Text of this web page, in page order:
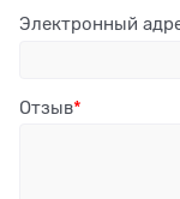
Электронный
Отзыв